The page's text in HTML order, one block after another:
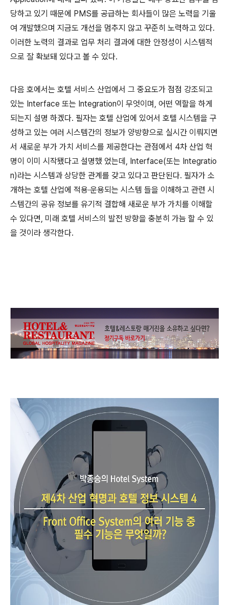
당하고 있기 때문에 PMS를 공급하는 회사들이 많은 노력을 기울
여 개발했으며 지금도 개선을 멈추지 않고 꾸준히 노력하고 있다.
이러한 노력의 결과로 업무 처리 결과에 대한 안정성이 시스템적
으로 잘 확보돼 있다고 볼 수 있다.
다음 호에서는 호텔 서비스 산업에서 그 중요도가 점점 강조되고
있는 Interface 또는 Integration이 무엇이며, 어떤 역할을 하게
되는지 설명 하겠다. 필자는 호텔 산업에 있어서 호텔 시스템을 구
성하고 있는 여러 시스템간의 정보가 양방향으로 실시간 이뤄지면
서 새로운 부가 가치 서비스를 제공한다는 관점에서 4차 산업 혁
명이 이미 시작됐다고 설명했 었는데, Interface(또는 Integratio
n)라는 시스템과 상당한 관계를 갖고 있다고 판단된다. 필자가 소
개하는 호텔 산업에 적용·운용되는 시스템 들을 이해하고 관련 시
스템간의 공유 정보를 유기적 결합해 새로운 부가 가치를 이해할
수 있다면, 미래 호텔 서비스의 발전 방향을 충분히 가늠 할 수 있
을 것이라 생각한다.